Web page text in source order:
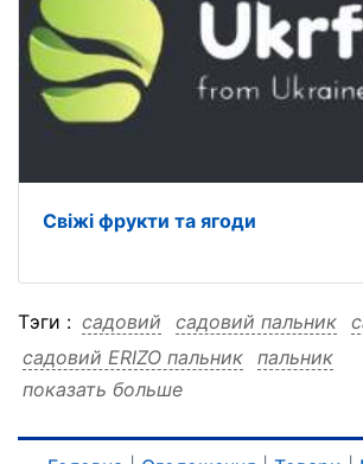
Свіжі фрукти та ягоди
Тэги : садовий садовий пальник
садовий ERIZO пальник пальник
пальник садовий
показать больше